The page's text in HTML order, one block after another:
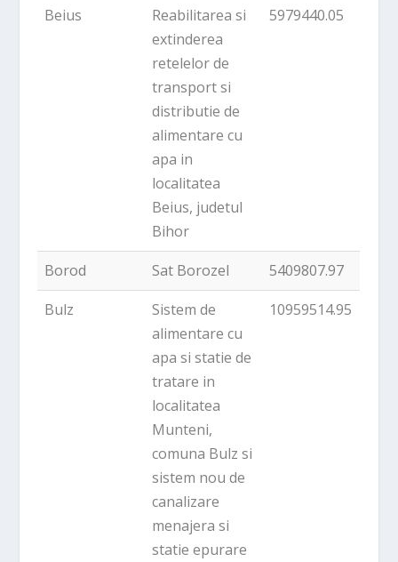
Beius
Reabilitarea si
extinderea
retelelor de
transport si
distributie de
alimentare cu
apa in
localitatea
Beius, judetul
Bihor
5979440.05
Borod Sat Borozel
5409807.97
Bulz
Sistem de
alimentare cu
apa si statie de
tratare in
localitatea
Munteni,
comuna Bulz si
sistem nou de
canalizare
menajera si
statie epurare
10959514.95